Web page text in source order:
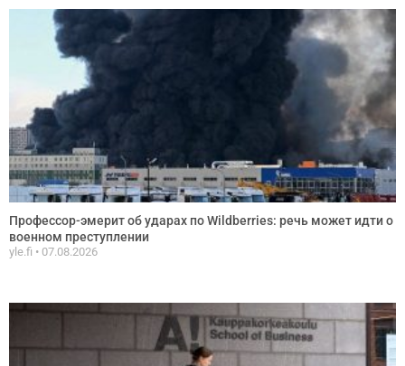
Профессор-эмерит об ударах по Wildberries: речь может идти о
военном преступлении
yle.fi 07.08.2026